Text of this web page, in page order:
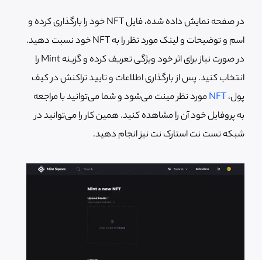
در صفحه نمایش داده شده، فایل NFT خود را بارگذاری کرده و
اسم و توضیحات و لینک مورد نظر را به NFT خود نسبت دهید.
در صورت نیاز برای اثر خود ویژگی تعریف کرده و گزینه Mint را
انتخاب کنید. پس از بارگذاری اطلاعات و تایید تراکنش در کیف
پول،NFTمورد نظر مینت می‌شود و شما می‌توانید با مراجعه
به پروفایل خود آن را مشاهده کنید. همین کار را می‌توانید در
شبکه تست نت استارک نت نیز انجام دهید.